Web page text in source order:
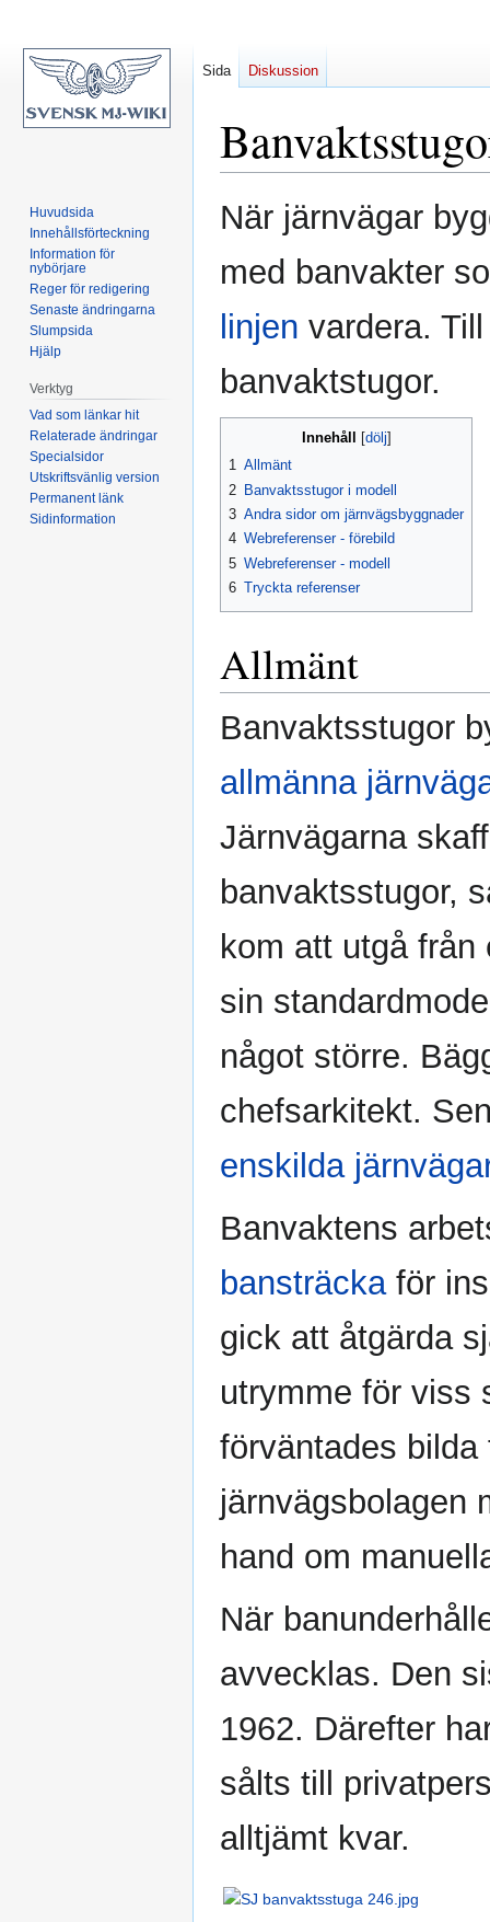
Hoppa
till
Hoppa
till
När järnvägar
med banvakter
linjen vardera.
banvaktstugor.
Innehåll
1 Allmänt
2 Banvaktsstugor i modell
3 Andra sidor om järnvägsbyggnader
4 Webreferenser - förebild
5 Webreferenser - modell
6 Tryckta referenser
Allmänt
Banvaktsstugor
allmänna
Järnvägarna
banvaktsstugor,
kom att utgå
sin
något större.
chefsarkitekt.
enskilda
Banvaktens
bansträckaför
gick att åtgärda
utrymme för viss
förväntades
järnvägsbolagen
hand om
När
avvecklas. Den
1962. Därefter
sålts till
alltjämt kvar.
Sida Diskussion
Huvudsida
Innehållsförteckning
Information för
nybörjare
Reger för redigering
Senaste ändringarna
Slumpsida
Hjälp
Verktyg
Vad som länkar hit
Relaterade ändringar
Specialsidor
Utskriftsvänlig version
Permanent länk
Sidinformation